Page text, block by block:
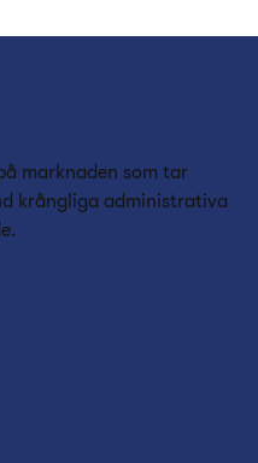
marknaden som tar
krångliga administrativa